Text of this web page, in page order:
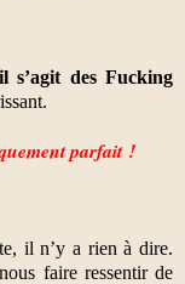
il s’agit des Fucking
parfait !
il n’y a rien à dire.
faire ressentir de